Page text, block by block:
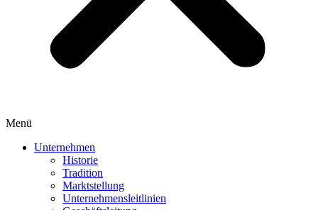
Menü
Unternehmen
Historie
Tradition
Marktstellung
Unternehmensleitlinien